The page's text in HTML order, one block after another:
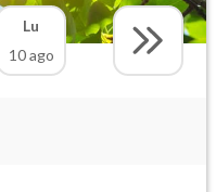
Lu
10 ago